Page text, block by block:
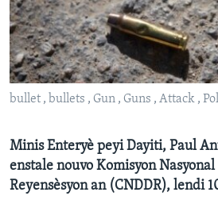
Languages
bullet , bullets , Gun , Guns , Attack ,
Minis Enteryè peyi Dayiti, Paul
enstale nouvo Komisyon
Reyensèsyon an (CNDDR), lendi